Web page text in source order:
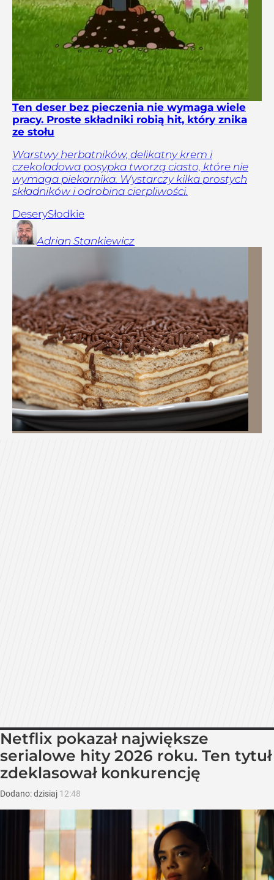
Ten deser bez pieczenia nie wymaga wiele
pracy. Proste składniki robią hit, który znika
ze stołu
Warstwy herbatników, delikatny krem i
czekoladowa posypka tworzą ciasto, które nie
wymaga piekarnika. Wystarczy kilka prostych
składników i odrobina cierpliwości.
DeserySłodkie
Adrian Stankiewicz
Netflix pokazał największe
serialowe hity 2026 roku. Ten tytuł
zdeklasował konkurencję
Dodano:dzisiaj 12:48